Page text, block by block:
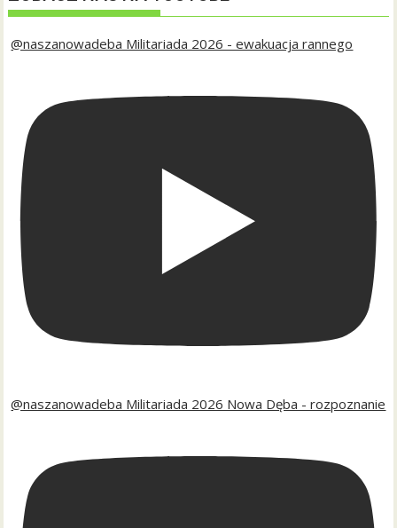
@naszanowadeba Militariada 2026 - ewakuacja rannego
@naszanowadeba Militariada 2026 Nowa Dęba - rozpoznanie